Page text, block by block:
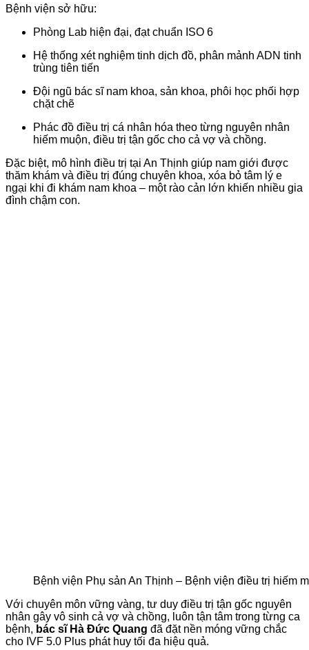
Bệnh viện sở hữu:
Phòng Lab hiện đại, đạt chuẩn ISO 6
Hệ thống xét nghiệm tinh dịch đồ, phân mảnh ADN tinh
trùng tiên tiến
Đội ngũ bác sĩ nam khoa, sản khoa, phôi học phối hợp
chặt chẽ
Phác đồ điều trị cá nhân hóa theo từng nguyên nhân
hiếm muộn, điều trị tận gốc cho cả vợ và chồng.
Đặc biệt, mô hình điều trị tại An Thịnh giúp nam giới được
thăm khám và điều trị đúng chuyên khoa, xóa bỏ tâm lý e
ngại khi đi khám nam khoa – một rào cản lớn khiến nhiều gia
đình chậm con.
Bệnh viện Phụ sản An Thịnh – Bệnh viện điều trị hiếm
Với chuyên môn vững vàng, tư duy điều trị tận gốc nguyên
nhân gây vô sinh cả vợ và chồng, luôn tận tâm trong từng ca
bệnh, bác sĩ Hà Đức Quang đã đặt nền móng vững chắc
cho IVF 5.0 Plus phát huy tối đa hiệu quả.